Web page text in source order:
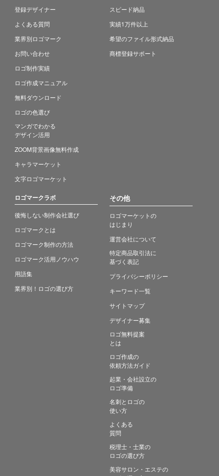
登録デザイナー
よくある質問
業界別ロゴマーク
お問い合わせ
ロゴ制作実績
ロゴ作成マニュアル
無料ダウンロード
ロゴの色選び
マンガでわかる
デザイン活用
ZOOM背景画像無料作成
キャラマーケット
文字ロゴマーケット
スピード納品
実績1万件以上
希望のファイル形式納品
商標登録サポート
ロゴマークラボ
後悔しない制作会社選び
ロゴマークとは
ロゴマーク制作の方法
ロゴマーク活用ノウハウ
用語集
業界別！ロゴの選び方
その他
ロゴマーケットの
はじまり
運営会社について
特定商品取引法に
基づく表記
プライバシーポリシー
キーワード一覧
サイトマップ
デザイナー募集
ロゴ無料提案
とは
ロゴ作成の
依頼方法ガイド
起業・会社設立の
ロゴ準備
名刺とロゴの
使い方
よくある
質問
税理士・士業の
ロゴの選び方
美容サロン・エステの